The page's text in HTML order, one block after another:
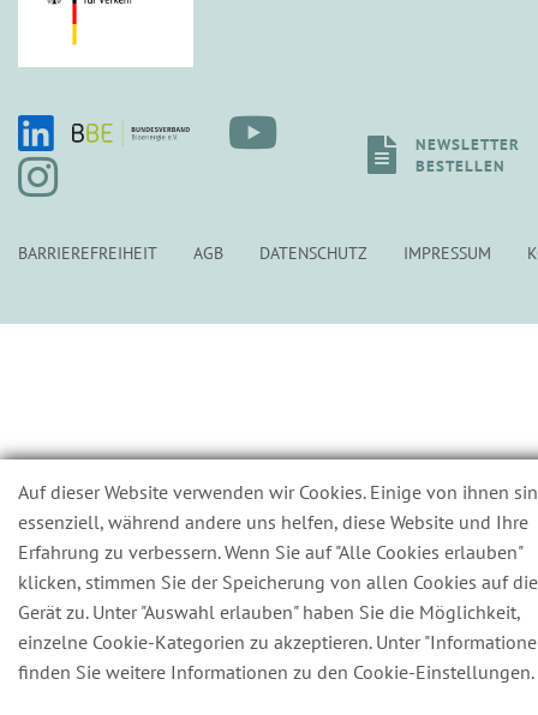
NEWSLETTER
BESTELLEN
BARRIEREFREIHEIT AGB DATENSCHUTZ IMPRESSUM
Auf dieser Website verwenden wir Cookies. Einige von ihnen
essenziell, während andere uns helfen, diese Website und Ihre
Erfahrung zu verbessern. Wenn Sie auf "Alle Cookies erlauben"
klicken, stimmen Sie der Speicherung von allen Cookies auf
Gerät zu. Unter "Auswahl erlauben" haben Sie die Möglichkeit,
einzelne Cookie-Kategorien zu akzeptieren. Unter
finden Sie weitere Informationen zu den Cookie-Einstellungen.